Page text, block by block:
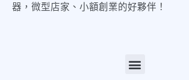
器，微型店家、小額創業的好夥伴！